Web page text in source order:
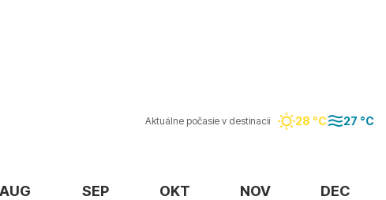
Aktuálne počasie v destinacii 28 °C 27 °C
AUG SEP OKT NOV DEC